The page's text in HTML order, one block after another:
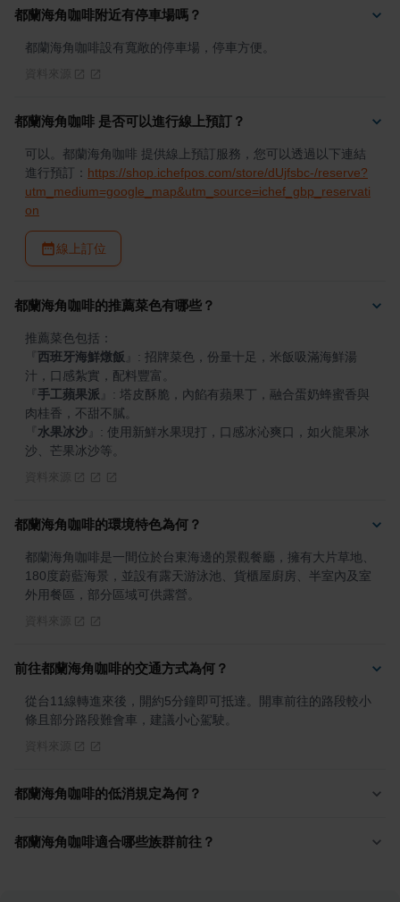
都蘭海角咖啡附近有停車場嗎？
都蘭海角咖啡設有寬敞的停車場，停車方便。
都蘭海角咖啡 是否可以進行線上預訂？
可以。都蘭海角咖啡 提供線上預訂服務，您可以透過以下連結
進行預訂： https://shop.ichefpos.com/store/dUjfsbc-/reserve?
utm_medium=google_map&utm_source=ichef_gbp_reservati
on
線上訂位
都蘭海角咖啡的推薦菜色有哪些？
西班牙海鮮燉飯
: 招牌菜色，份量十足，米飯吸滿海鮮湯
手工蘋果派
: 塔皮酥脆，內餡有蘋果丁，融合蛋奶蜂蜜香與
水果冰沙
: 使用新鮮水果現打，口感冰沁爽口，如火龍果冰
沙、芒果冰沙等。
都蘭海角咖啡的環境特色為何？
都蘭海角咖啡是一間位於台東海邊的景觀餐廳，擁有大片草地、
180度蔚藍海景，並設有露天游泳池、貨櫃屋廚房、半室內及室
外用餐區，部分區域可供露營。
前往都蘭海角咖啡的交通方式為何？
從台11線轉進來後，開約5分鐘即可抵達。開車前往的路段較小
條且部分路段難會車，建議小心駕駛。
都蘭海角咖啡的低消規定為何？
都蘭海角咖啡適合哪些族群前往？